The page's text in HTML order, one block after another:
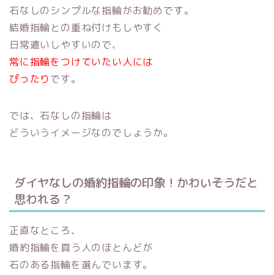
石なしのシンプルな指輪がお勧めです。
結婚指輪との重ね付けもしやすく
日常遣いしやすいので、
常に指輪をつけていたい人には
ぴったりです。
では、石なしの指輪は
どういうイメージなのでしょうか。
ダイヤなしの婚約指輪の印象！かわいそうだと
思われる？
正直なところ、
婚約指輪を買う人のほとんどが
石のある指輪を選んでいます。